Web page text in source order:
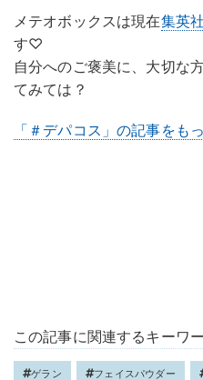
メテオボックスは現在集英
す♡
自分へのご褒美に、大切な
てみては？
「＃デパコス」の記事をも
この記事に関連するキーワ
ゲラン フェイスパウダー